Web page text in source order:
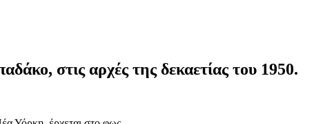
στις αρχές της δεκαετίας του 1950.